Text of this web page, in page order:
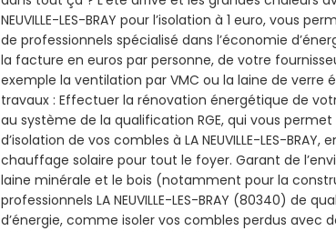
NEUVILLE-LES-BRAY pour l’isolation à 1 euro, vous
de professionnels spécialisé dans l’économie
la facture en euros par personne, de votre
exemple la ventilation par VMC ou la laine de
travaux : Effectuer la rénovation énergétique de
au système de la qualification RGE, qui vous
d’isolation de vos combles à LA NEUVILLE-LES-
chauffage solaire pour tout le foyer. Garant de
laine minérale et le bois (notamment pour la
professionnels LA NEUVILLE-LES-BRAY (80340) de
d’énergie, comme isoler vos combles perdus avec